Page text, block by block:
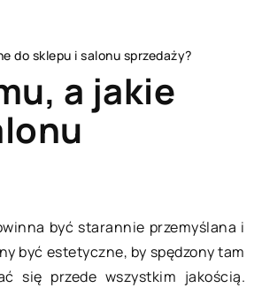
do sklepu i salonu sprzedaży?
a jakie
być starannie przemyślana i
być estetyczne, by spędzony tam
się przede wszystkim jakością.